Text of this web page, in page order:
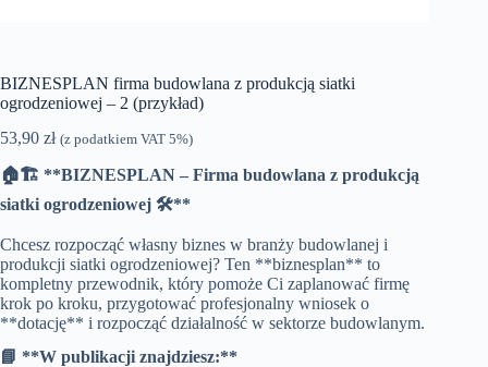
BIZNESPLAN firma budowlana z produkcją siatki
ogrodzeniowej – 2 (przykład)
53,90 zł (z podatkiem VAT 5%)
🏠🏗️ **BIZNESPLAN – Firma budowlana z produkcją
siatki ogrodzeniowej 🛠️**
Chcesz rozpocząć własny biznes w branży budowlanej i
produkcji siatki ogrodzeniowej? Ten **biznesplan** to
kompletny przewodnik, który pomoże Ci zaplanować firmę
krok po kroku, przygotować profesjonalny wniosek o
**dotację** i rozpocząć działalność w sektorze budowlanym.
📘 **W publikacji znajdziesz:**